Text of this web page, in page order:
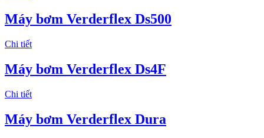
Máy bơm Verderflex Ds500
Chi tiết
Máy bơm Verderflex Ds4F
Chi tiết
Máy bơm Verderflex Dura